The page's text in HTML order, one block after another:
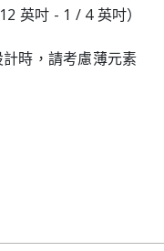
英吋 - 1 / 4 英吋）
時，請考慮薄元素